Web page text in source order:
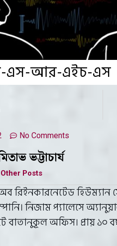
এস-আর-এইচ-এস
No Comments
ভট্টাচার্য
Posts
রিইনকারনেটেড হিউম্যান
নিজাম প্যালেসে
বাতানুকূল অফিস। প্রায় ১০